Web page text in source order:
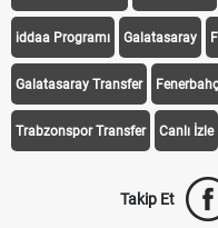
iddaa Programı Galatasaray
Galatasaray Transfer
Trabzonspor Transfer Canlı İzle
Takip Et